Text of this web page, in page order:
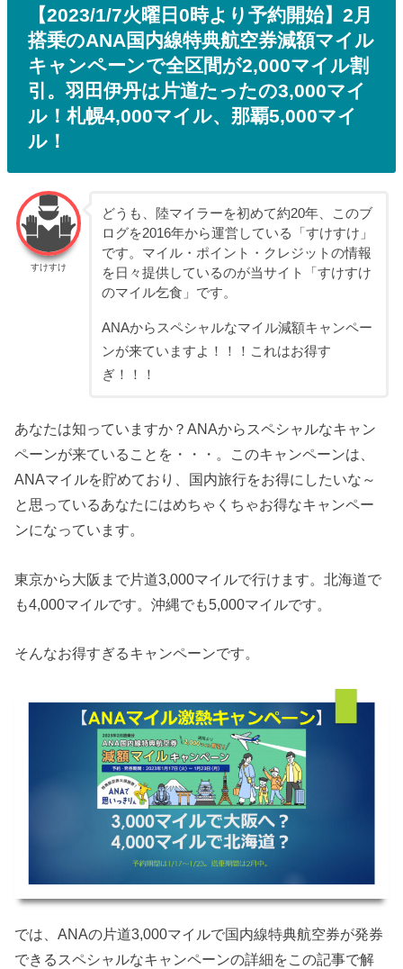
【2023/1/7火曜日0時より予約開始】2月
搭乗のANA国内線特典航空券減額マイル
キャンペーンで全区間が2,000マイル割
引。羽田伊丹は片道たったの3,000マイ
ル！札幌4,000マイル、那覇5,000マイ
ル！
すけすけ
どうも、陸マイラーを初めて約20年、このブ
ログを2016年から運営している「すけすけ」
です。マイル・ポイント・クレジットの情報
を日々提供しているのが当サイト「すけすけ
のマイル乞食」です。
ANAからスペシャルなマイル減額キャンペー
ンが来ていますよ！！！これはお得す
ぎ！！！
あなたは知っていますか？ANAからスペシャルなキャン
ペーンが来ていることを・・・。このキャンペーンは、
ANAマイルを貯めており、国内旅行をお得にしたいな～
と思っているあなたにはめちゃくちゃお得なキャンペー
ンになっています。
東京から大阪まで片道3,000マイルで行けます。北海道で
も4,000マイルです。沖縄でも5,000マイルです。
そんなお得すぎるキャンペーンです。
では、ANAの片道3,000マイルで国内線特典航空券が発券
できるスペシャルなキャンペーンの詳細をこの記事で解